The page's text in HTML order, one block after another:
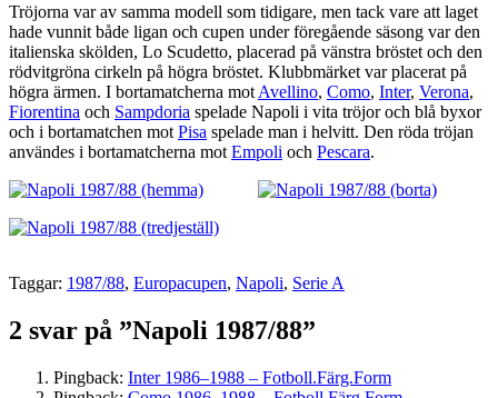
Tröjorna var av samma modell som tidigare, men tack vare att laget
hade vunnit både ligan och cupen under föregående säsong var den
italienska skölden, Lo Scudetto, placerad på vänstra bröstet och den
rödvitgröna cirkeln på högra bröstet. Klubbmärket var placerat på
högra ärmen. I bortamatcherna mot Avellino, Como, Inter, Verona,
Fiorentina och Sampdoria spelade Napoli i vita tröjor och blå byxor
och i bortamatchen mot Pisa spelade man i helvitt. Den röda tröjan
användes i bortamatcherna mot Empoli och Pescara.
Taggar: 1987/88, Europacupen, Napoli, Serie A
2 svar på ”Napoli 1987/88”
Pingback: Inter 1986–1988 – Fotboll.Färg.Form